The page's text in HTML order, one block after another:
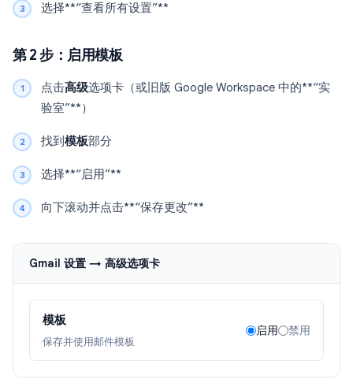
选择**“查看所有设置”**
第 2 步：启用模板
点击高级选项卡（或旧版 Google Workspace 中的**“实
验室”**）
找到 模板部分
选择**“启用”**
向下滚动并点击**“保存更改”**
Gmail 设置 → 高级选项卡
模板
保存并使用邮件模板
启用 禁用